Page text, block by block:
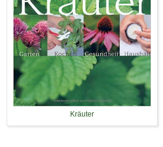
Kräuter